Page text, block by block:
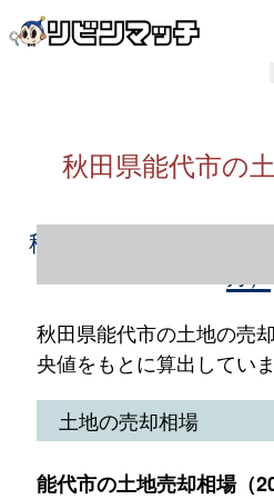
秋田県能代市の
秋田県能代市の土地売却
秋田県能代市の土地の売
央値をもとに算出していま
土地の売却相場
能代市の土地売却相場（